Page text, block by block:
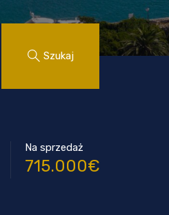
Szukaj
Na sprzedaż
715.000€